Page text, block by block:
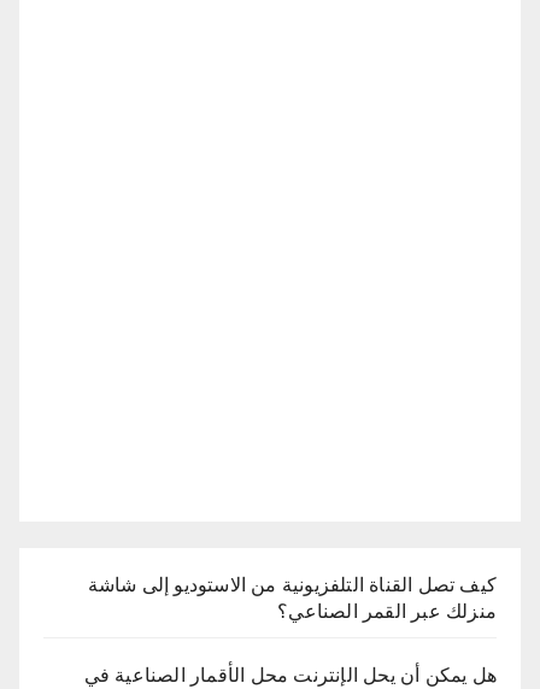
كيف تصل القناة التلفزيونية من الاستوديو إلى شاشة
منزلك عبر القمر الصناعي؟
هل يمكن أن يحل الإنترنت محل الأقمار الصناعية في